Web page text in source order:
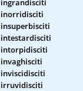
inorridisciti
insuperbisciti
intestardisciti
intorpidisciti
invaghisciti
inviscidisciti
irruvidisciti